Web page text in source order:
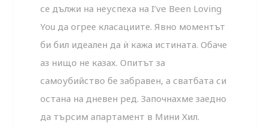
се дължи на неуспеха на I’ve Been Loving
You да огрее класациите. Явно моментът
би бил идеален да ѝ кажа истината. Обаче
аз нищо не казах. Опитът за
самоубийство бе забравен, а сватбата си
остана на дневен ред. Започнахме заедно
да търсим апартамент в Мини Хил.